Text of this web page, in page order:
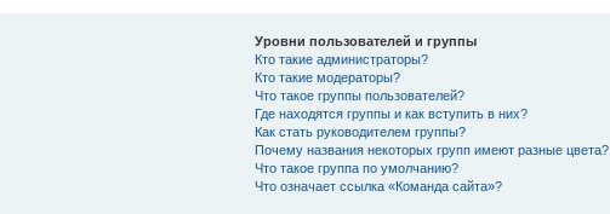
Уровни пользователей и группы
Кто такие администраторы?
Кто такие модераторы?
Что такое группы пользователей?
Где находятся группы и как вступить в них?
Как стать руководителем группы?
Почему названия некоторых групп имеют разные цвета?
Что такое группа по умолчанию?
Что означает ссылка «Команда сайта»?